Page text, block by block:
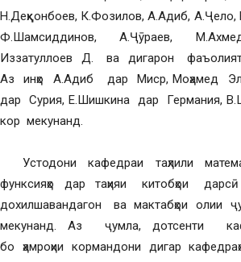
Н.Деҳқонбоев, К.Фозилов, А.Адиб,
Ф.Шамсиддинов, А.Ҷӯраев,
Иззатуллоев Д. ва дигарон
Аз инҳо А.Адиб дар Миср, Моҳамед
дар Сурия, Е.Шишкина дар Германия,
кор мекунанд.
Устодони кафедраи таҳлили
функсияҳо дар таҳияи китобҳои
дохилшавандагон ва мактабҳои олии
мекунанд. Аз ҷумла, дотсенти
бо ҳамроҳии кормандони дигар